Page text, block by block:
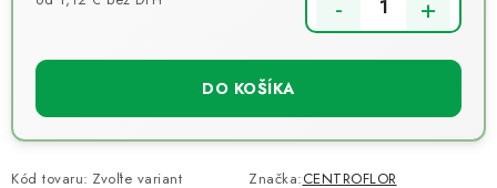
DO KOŠÍKA
Kód tovaru: Zvoľte variant Značka:CENTROFLOR